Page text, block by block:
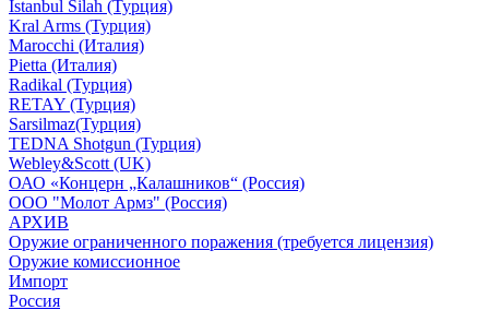
Istanbul Silah (Турция)
Kral Arms (Турция)
Marocchi (Италия)
Pietta (Италия)
Radikal (Турция)
RETAY (Турция)
Sarsilmaz(Турция)
TEDNA Shotgun (Турция)
Webley&Scott (UK)
ОАО «Концерн „Калашников“ (Россия)
ООО "Молот Армз" (Россия)
АРХИВ
Оружие ограниченного поражения (требуется лицензия)
Оружие комиссионное
Импорт
Россия